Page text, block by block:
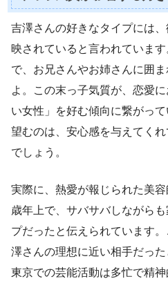
吉澤さんの好きなタイプには
映されていると言われていま
で、お兄さんやお姉さんに囲
よ。この末っ子気質が、恋愛
い女性」を好む傾向に繋がっ
望むのは、安心感を与えてく
でしょう。
実際に、熱愛が報じられた美
歳年上で、サバサバしながら
プだったと伝えられています
澤さんの理想に近い相手だった
東京での芸能活動は多忙で精